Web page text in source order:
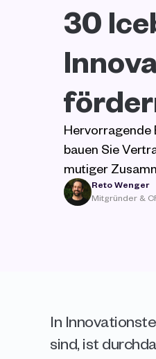
30
Hervorragende
bauen Sie
mutiger
Reto Wenger
Mitgründer &
In
sind, ist